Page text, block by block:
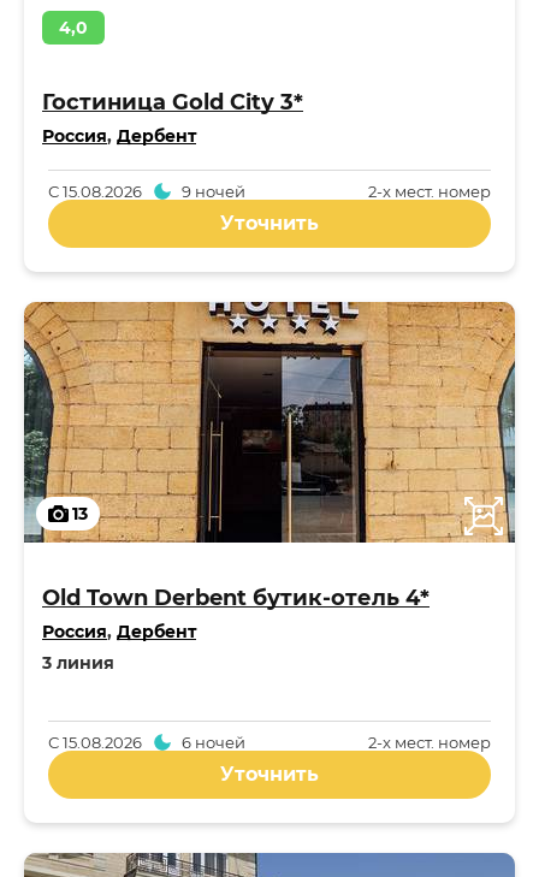
4,0
Гостиница Gold City 3*
Россия, Дербент
2-x мест. номер
С15.08.2026 9 ночей
Уточнить
13
Old Town Derbent бутик-отель 4*
Россия, Дербент
3 линия
2-x мест. номер
С15.08.2026 6 ночей
Уточнить